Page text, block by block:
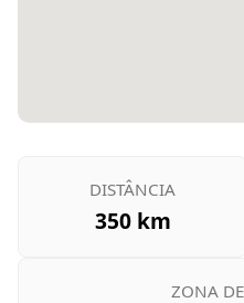
DISTÂNCIA
350 km
ZONA